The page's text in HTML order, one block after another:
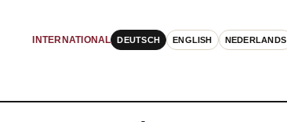
INTERNATIONAL DEUTSCH ENGLISH NEDERLANDS